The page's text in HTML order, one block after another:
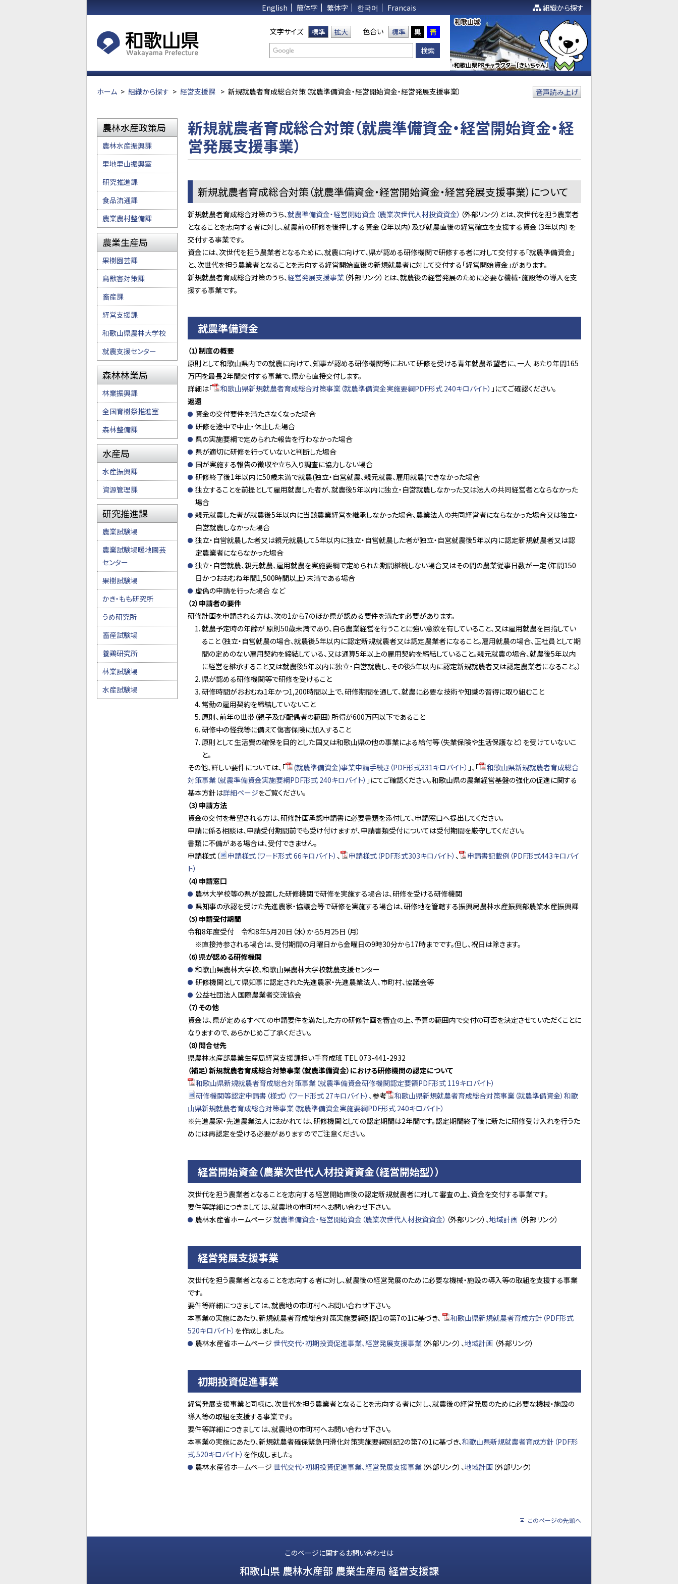
English 簡体字 繁体字 한국어 Francais 組織から探す
文字サイズ 標準 拡大 色合い 標準 黒 青
ホーム > 組織から探す > 経営支援課 > 新規就農者育成総合対策（就農準備資金・経営開始資金・経営発展支援事業） 音声読み上げ
新規就農者育成総合対策（就農準備資金・経営開始資金・経
営発展支援事業）
新規就農者育成総合対策（就農準備資金・経営開始資金・経営発展支援事業）について
新規就農者育成総合対策のうち、就農準備資金・経営開始資金（農業次世代人材投資資金） （外部リンク）とは、次世代を担う農業者
となることを志向する者に対し、就農前の研修を後押しする資金（2年以内）及び就農直後の経営確立を支援する資金（3年以内）を
交付する事業です。
資金には、次世代を担う農業者となるために、就農に向けて、県が認める研修機関で研修する者に対して交付する「就農準備資金」
と、次世代を担う農業者となることを志向する経営開始直後の新規就農者に対して交付する「経営開始資金」があります。
新規就農者育成総合対策のうち、経営発展支援事業 （外部リンク）とは、就農後の経営発展のために必要な機械・施設等の導入を支
援する事業です。
就農準備資金
（1）制度の概要
原則として和歌山県内での就農に向けて、知事が認める研修機関等において研修を受ける青年就農希望者に、一人 あたり年間165
万円を最長2年間交付する事業で、県から直接交付します。
詳細は「
和歌山県新規就農者育成総合対策事業（就農準備資金実施要綱PDF形式 240キロバイト） 」にてご確認ください。
返還
資金の交付要件を満たさなくなった場合
研修を途中で中止・休止した場合
県の実施要綱で定められた報告を行わなかった場合
県が適切に研修を行っていないと判断した場合
国が実施する報告の徴収や立ち入り調査に協力しない場合
研修終了後1年以内に50歳未満で就農(独立・自営就農、親元就農、雇用就農)できなかった場合
独立することを前提として雇用就農した者が、就農後5年以内に独立・自営就農しなかった又は法人の共同経営者とならなかった
場合
親元就農した者が就農後5年以内に当該農業経営を継承しなかった場合、農業法人の共同経営者にならなかった場合又は独立・
自営就農しなかった場合
独立・自営就農した者又は親元就農して5年以内に独立・自営就農した者が独立・自営就農後5年以内に認定新規就農者又は認
定農業者にならなかった場合
独立・自営就農、親元就農、雇用就農を実施要綱で定められた期間継続しない場合又はその間の農業従事日数が一定（年間150
日かつおおむね年間1,500時間以上）未満である場合
虚偽の申請を行った場合 など
（2）申請者の要件
研修計画を申請される方は、次の1から7のほか県が認める要件を満たす必要があります。
就農予定時の年齢が 原則50歳未満であり、自ら農業経営を行うことに強い意欲を有していること、又は雇用就農を目指してい
ること（独立・自営就農の場合、就農後5年以内に認定新規就農者又は認定農業者になること。雇用就農の場合、正社員として期
間の定めのない雇用契約を締結している、又は通算5年以上の雇用契約を締結していること。親元就農の場合、就農後5年以内
に経営を継承すること又は就農後5年以内に独立・自営就農し、その後5年以内に認定新規就農者又は認定農業者になること。）
県が認める研修機関等で研修を受けること
研修時間がおおむね1年かつ1,200時間以上で、研修期間を通して、就農に必要な技術や知識の習得に取り組むこと
常勤の雇用契約を締結していないこと
原則、前年の世帯（親子及び配偶者の範囲）所得が600万円以下であること
研修中の怪我等に備えて傷害保険に加入すること
原則として生活費の確保を目的とした国又は和歌山県の他の事業による給付等（失業保険や生活保護など）を受けていないこ
と。
その他、詳しい要件については、「
(就農準備資金)事業申請手続き（PDF形式331キロバイト） 」、「
和歌山県新規就農者育成総合
対策事業（就農準備資金実施要綱PDF形式 240キロバイト） 」にてご確認ください。和歌山県の農業経営基盤の強化の促進に関する
基本方針は詳細ページをご覧ください。
（3）申請方法
資金の交付を希望される方は、研修計画承認申請書に必要書類を添付して、申請窓口へ提出してください。
申請に係る相談は、申請受付期間前でも受け付けますが、申請書類受付については受付期間を厳守してください。
書類に不備がある場合は、受付できません。
申請様式（
申請様式（ワード形式 66キロバイト） 、 申請様式（PDF形式303キロバイト） 、
申請書記載例（PDF形式443キロバイ
ト）
（4）申請窓口
農林大学校等の県が設置した研修機関で研修を実施する場合は、研修を受ける研修機関
県知事の承認を受けた先進農家・協議会等で研修を実施する場合は、研修地を管轄する振興局農林水産振興部農業水産振興課
（5）申請受付期間
令和8年度受付 令和8年5月20日（水）から5月25日（月）
※直接持参される場合は、受付期間の月曜日から金曜日の9時30分から17時までです。但し、祝日は除きます。
（6）県が認める研修機関
和歌山県農林大学校、和歌山県農林大学校就農支援センター
研修機関として県知事に認定された先進農家・先進農業法人、市町村、協議会等
公益社団法人国際農業者交流協会
（7）その他
資金は、県が定めるすべての申請要件を満たした方の研修計画を審査の上、予算の範囲内で交付の可否を決定させていただくことに
なりますので、あらかじめご了承ください。
（8）問合せ先
県農林水産部農業生産局経営支援課担い手育成班 TEL 073-441-2932
（補足）新規就農者育成総合対策事業（就農準備資金）における研修機関の認定について
和歌山県新規就農者育成総合対策事業（就農準備資金研修機関認定要領PDF形式 119キロバイト）
研修機関等認定申請書（様式）（ワード形式 27キロバイト）、参考
和歌山県新規就農者育成総合対策事業（就農準備資金）和歌
山県新規就農者育成総合対策事業（就農準備資金実施要綱PDF形式 240キロバイト）
※先進農家・先進農業法人におかれては、研修機関としての認定期間は2年間です。認定期間終了後に新たに研修受け入れを行うた
めには再認定を受ける必要がありますのでご注意ください。
経営開始資金（農業次世代人材投資資金（経営開始型））
次世代を担う農業者となることを志向する経営開始直後の認定新規就農者に対して審査の上、資金を交付する事業です。
要件等詳細につきましては、就農地の市町村へお問い合わせ下さい。
農林水産省ホームページ 就農準備資金・経営開始資金 （農業次世代人材投資資金） （外部リンク）、地域計画 （外部リンク）
経営発展支援事業
次世代を担う農業者となることを志向する者に対し、就農後の経営発展のために必要な機械・施設の導入等の取組を支援する事業
です。
要件等詳細につきましては、就農地の市町村へお問い合わせ下さい。
本事業の実施にあたり、新規就農者育成総合対策実施要綱別記1の第7の1に基づき、
和歌山県新規就農者育成方針（PDF形式
520キロバイト） を作成しました。
農林水産省ホームページ 世代交代・初期投資促進事業、経営発展支援事業 （外部リンク）、地域計画 （外部リンク）
初期投資促進事業
経営発展支援事業と同様に、次世代を担う農業者となることを志向する者に対し、就農後の経営発展のために必要な機械・施設の
導入等の取組を支援する事業です。
要件等詳細につきましては、就農地の市町村へお問い合わせ下さい。
本事業の実施にあたり、新規就農者確保緊急円滑化対策実施要綱別記2の第7の1に基づき、和歌山県新規就農者育成方針（PDF形
式 520キロバイト） を作成しました。
農林水産省ホームページ 世代交代・初期投資促進事業、経営発展支援事業 （外部リンク）、地域計画 （外部リンク）
農林水産政策局
農林水産振興課
里地里山振興室
研究推進課
食品流通課
農業農村整備課
農業生産局
果樹園芸課
鳥獣害対策課
畜産課
経営支援課
和歌山県農林大学校
就農支援センター
森林林業局
林業振興課
全国育樹祭推進室
森林整備課
水産局
水産振興課
資源管理課
研究推進課
農業試験場
農業試験場暖地園芸
センター
果樹試験場
かき・もも研究所
うめ研究所
畜産試験場
養鶏研究所
林業試験場
水産試験場
このページの先頭へ
このページに関するお問い合わせは
和歌山県 農林水産部 農業生産局 経営支援課